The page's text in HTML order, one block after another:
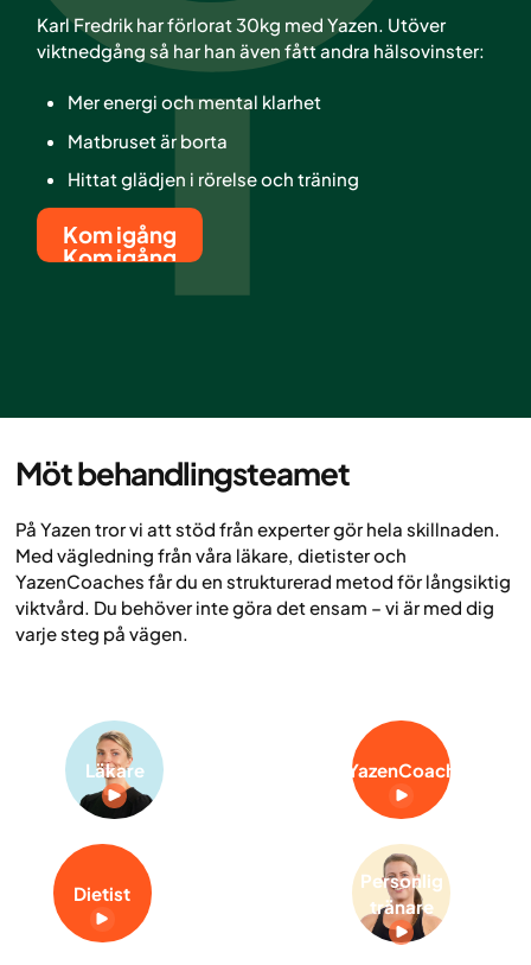
Karl Fredrik har förlorat 30kg med Yazen. Utöver
viktnedgång så har han även fått andra hälsovinster:
Mer energi och mental klarhet
Matbruset är borta
Hittat glädjen i rörelse och träning
Kom igång
Kom igång
Möt behandlingsteamet
På Yazen tror vi att stöd från experter gör hela skillnaden.
Med vägledning från våra läkare, dietister och
YazenCoaches får du en strukturerad metod för långsiktig
viktvård. Du behöver inte göra det ensam – vi är med dig
varje steg på vägen.
Läkare YazenCoach
Dietist
Personlig
tränare